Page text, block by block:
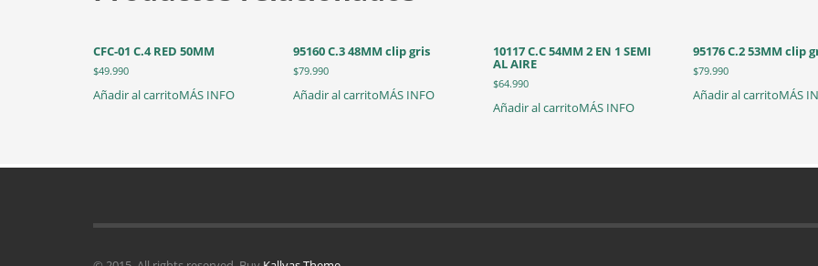
CFC-01 C.4 RED 50MM
$49.990
Añadir al carritoMÁS INFO
95160 C.3 48MM clip gris
$79.990
Añadir al carritoMÁS INFO
10117 C.C 54MM 2 EN 1 SEMI
AL AIRE
$64.990
Añadir al carritoMÁS INFO
95176 C.2 53MM clip
$79.990
Añadir al carritoMÁS